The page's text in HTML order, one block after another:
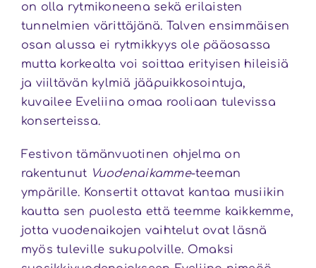
on olla rytmikoneena sekä erilaisten
tunnelmien värittäjänä. Talven ensimmäisen
osan alussa ei rytmikkyys ole pääosassa
mutta korkealta voi soittaa erityisen hileisiä
ja viiltävän kylmiä jääpuikkosointuja,
kuvailee Eveliina omaa rooliaan tulevissa
konserteissa.
Festivon tämänvuotinen ohjelma on
rakentunut Vuodenaikamme-teeman
ympärille. Konsertit ottavat kantaa musiikin
kautta sen puolesta että teemme kaikkemme,
jotta vuodenaikojen vaihtelut ovat läsnä
myös tuleville sukupolville. Omaksi